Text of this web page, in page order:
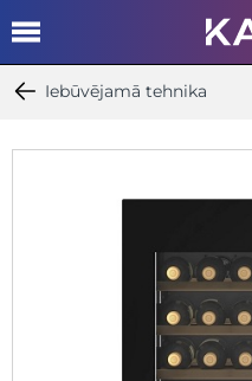
Iebūvējamā tehnika